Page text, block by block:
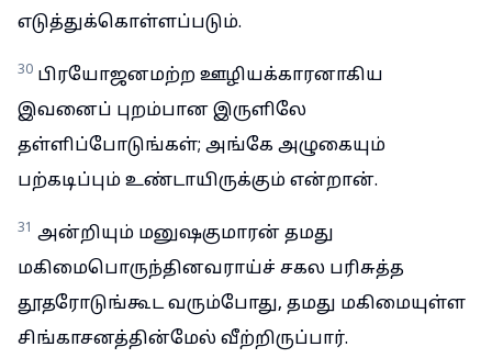
எடுத்துக்கொள்ளப்படும்.
30 பிரயோஜனமற்ற ஊழியக்காரனாகிய
இவனைப் புறம்பான இருளிலே
தள்ளிப்போடுங்கள்; அங்கே அழுகையும்
பற்கடிப்பும் உண்டாயிருக்கும் என்றான்.
31 அன்றியும் மனுஷகுமாரன் தமது
மகிமைபொருந்தினவராய்ச் சகல பரிசுத்த
தூதரோடுங்கூட வரும்போது, தமது மகிமையுள்ள
சிங்காசனத்தின்மேல் வீற்றிருப்பார்.